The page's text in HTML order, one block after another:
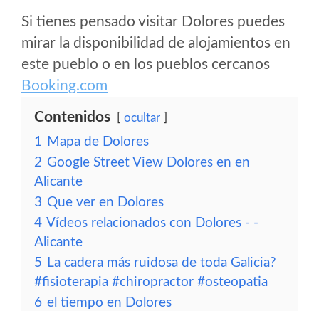
Si tienes pensado visitar Dolores puedes
mirar la disponibilidad de alojamientos en
este pueblo o en los pueblos cercanos
Booking.com
Contenidos ocultar
1 Mapa de Dolores
2 Google Street View Dolores en en
Alicante
3 Que ver en Dolores
4 Vídeos relacionados con Dolores - -
Alicante
5 La cadera más ruidosa de toda Galicia?
#fisioterapia #chiropractor #osteopatia
6 el tiempo en Dolores